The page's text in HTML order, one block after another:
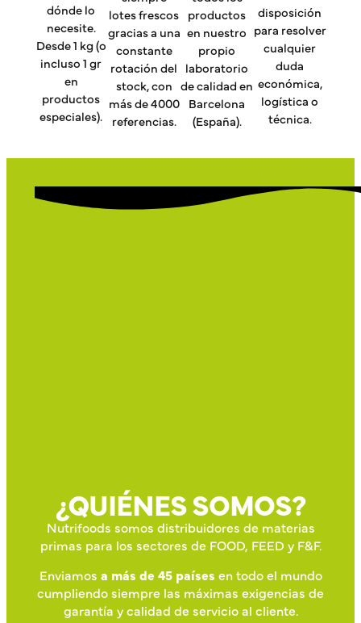
dónde lo
necesite.
Desde 1 kg (o
incluso 1 gr
en
productos
especiales).
lotes frescos
gracias a una
constante
rotación del
stock, con
más de 4000
referencias.
productos
en nuestro
propio
laboratorio
de calidad en
Barcelona
(España).
disposición
para resolver
cualquier
duda
económica,
logística o
técnica.
¿QUIÉNES SOMOS?
Nutrifoods somos distribuidores de materias
primas para los sectores de FOOD, FEED y F&F.
Enviamos a más de 45 países en todo el mundo
cumpliendo siempre las máximas exigencias de
garantía y calidad de servicio al cliente.